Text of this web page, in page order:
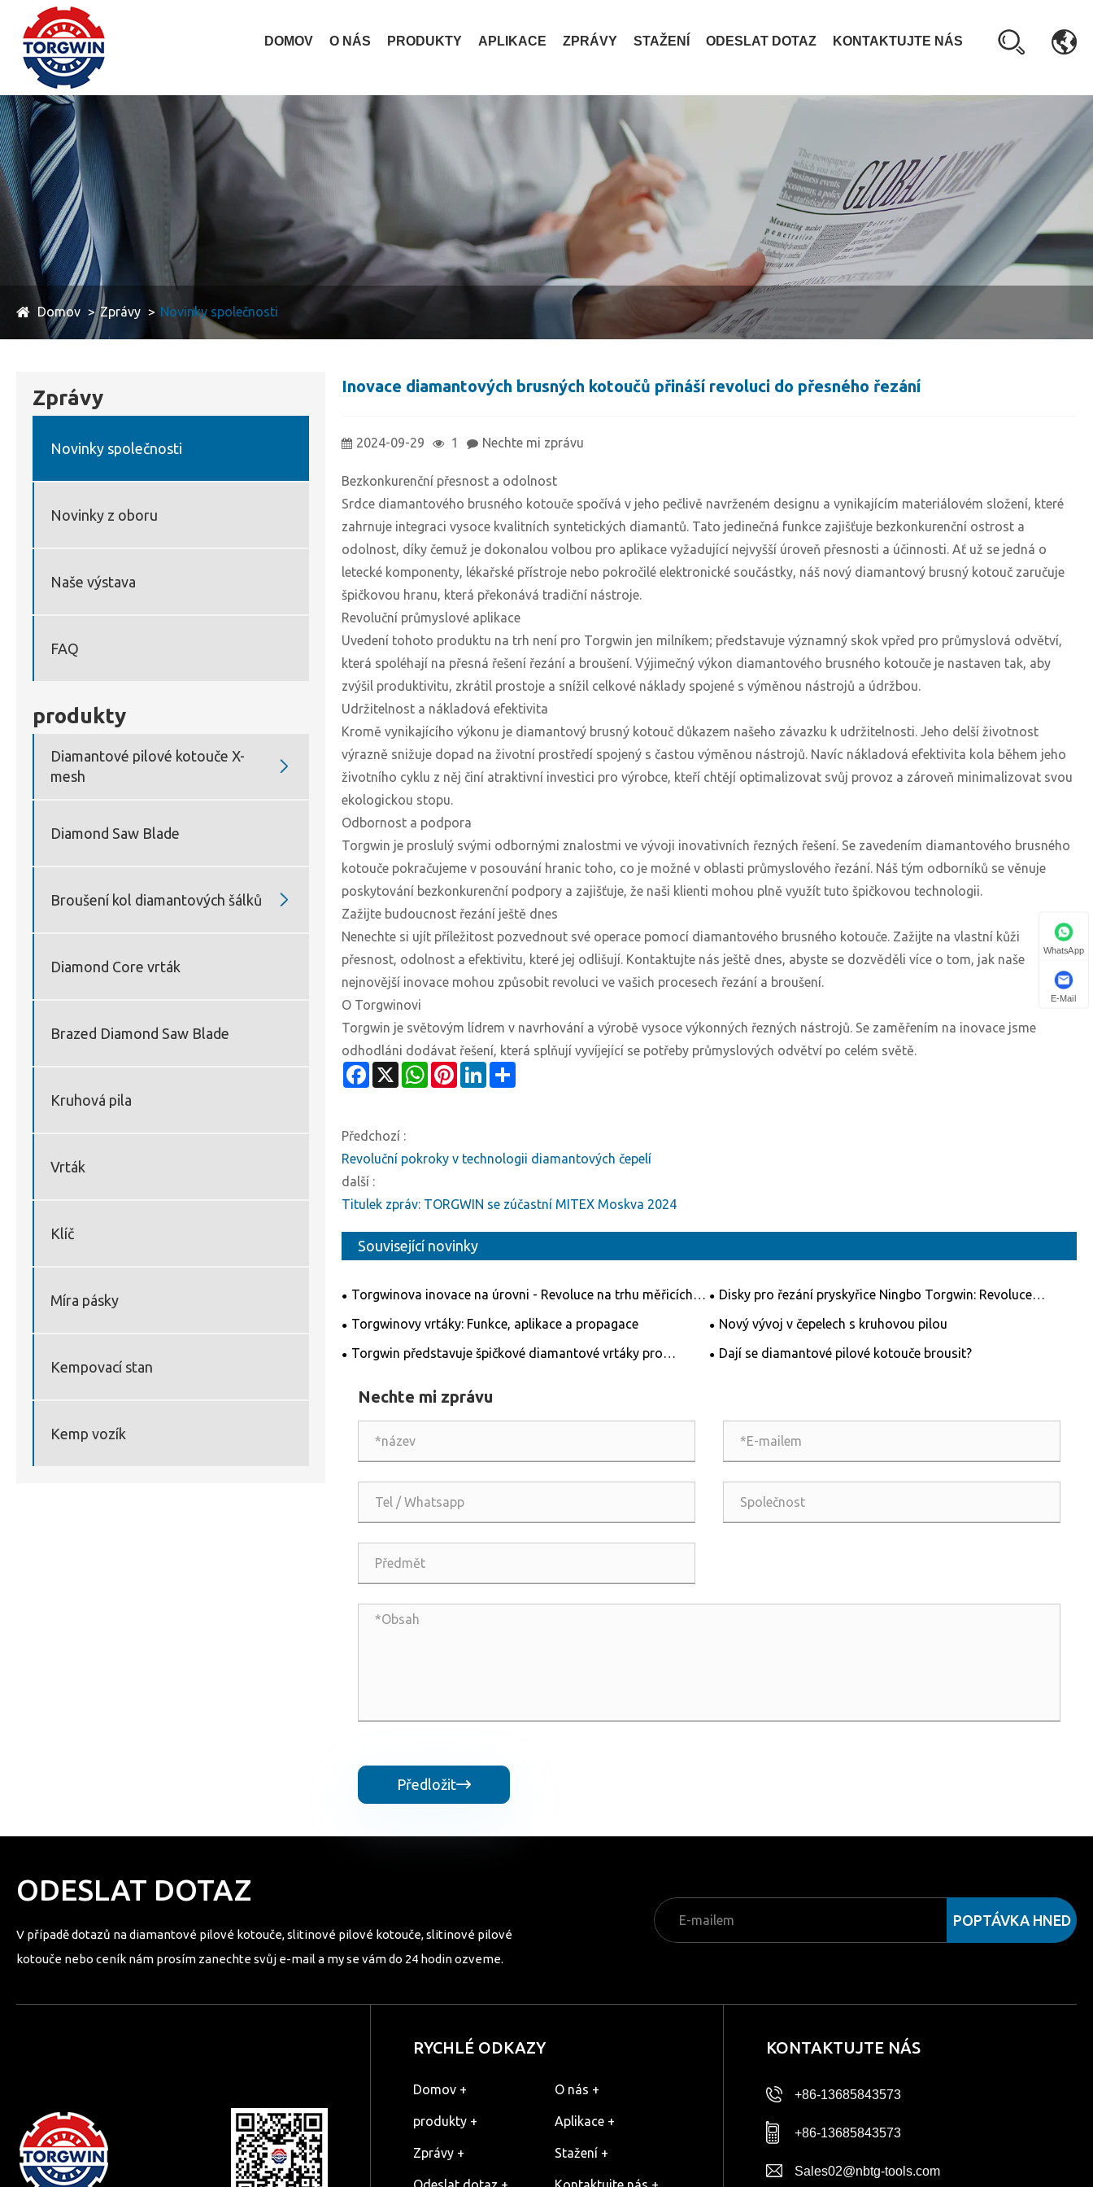
DOMOV O NÁS PRODUKTY APLIKACE ZPRÁVY STAŽENÍ ODESLAT DOTAZ KONTAKTUJTE NÁS
Domov Zprávy Novinky společnosti
Zprávy
Novinky společnosti
Novinky z oboru
Naše výstava
FAQ
produkty
Diamantové pilové kotouče X-
mesh

Diamond Saw Blade
Broušení kol diamantových šálků 
Diamond Core vrták
Brazed Diamond Saw Blade
Kruhová pila
Vrták
Klíč
Míra pásky
Kempovací stan
Kemp vozík
Inovace diamantových brusných kotoučů přináší revoluci do přesného řezání
2024-09-29 1 Nechte mi zprávu
Bezkonkurenční přesnost a odolnost
Srdce diamantového brusného kotouče spočívá v jeho pečlivě navrženém designu a vynikajícím materiálovém složení, které
zahrnuje integraci vysoce kvalitních syntetických diamantů. Tato jedinečná funkce zajišťuje bezkonkurenční ostrost a
odolnost, díky čemuž je dokonalou volbou pro aplikace vyžadující nejvyšší úroveň přesnosti a účinnosti. Ať už se jedná o
letecké komponenty, lékařské přístroje nebo pokročilé elektronické součástky, náš nový diamantový brusný kotouč zaručuje
špičkovou hranu, která překonává tradiční nástroje.
Revoluční průmyslové aplikace
Uvedení tohoto produktu na trh není pro Torgwin jen milníkem; představuje významný skok vpřed pro průmyslová odvětví,
která spoléhají na přesná řešení řezání a broušení. Výjimečný výkon diamantového brusného kotouče je nastaven tak, aby
zvýšil produktivitu, zkrátil prostoje a snížil celkové náklady spojené s výměnou nástrojů a údržbou.
Udržitelnost a nákladová efektivita
Kromě vynikajícího výkonu je diamantový brusný kotouč důkazem našeho závazku k udržitelnosti. Jeho delší životnost
výrazně snižuje dopad na životní prostředí spojený s častou výměnou nástrojů. Navíc nákladová efektivita kola během jeho
životního cyklu z něj činí atraktivní investici pro výrobce, kteří chtějí optimalizovat svůj provoz a zároveň minimalizovat svou
ekologickou stopu.
Odbornost a podpora
Torgwin je proslulý svými odbornými znalostmi ve vývoji inovativních řezných řešení. Se zavedením diamantového brusného
kotouče pokračujeme v posouvání hranic toho, co je možné v oblasti průmyslového řezání. Náš tým odborníků se věnuje
poskytování bezkonkurenční podpory a zajišťuje, že naši klienti mohou plně využít tuto špičkovou technologii.
Zažijte budoucnost řezání ještě dnes
Nenechte si ujít příležitost pozvednout své operace pomocí diamantového brusného kotouče. Zažijte na vlastní kůži
přesnost, odolnost a efektivitu, které jej odlišují. Kontaktujte nás ještě dnes, abyste se dozvěděli více o tom, jak naše
nejnovější inovace mohou způsobit revoluci ve vašich procesech řezání a broušení.
O Torgwinovi
Torgwin je světovým lídrem v navrhování a výrobě vysoce výkonných řezných nástrojů. Se zaměřením na inovace jsme
odhodláni dodávat řešení, která splňují vyvíjející se potřeby průmyslových odvětví po celém světě.
Facebook
X WhatsAppPinterestLinkedIn
Předchozí :
Revoluční pokroky v technologii diamantových čepelí
další :
Titulek zpráv: TORGWIN se zúčastní MITEX Moskva 2024
Související novinky
Torgwinova inovace na úrovni - Revoluce na trhu měřicích
nástrojů
Disky pro řezání pryskyřice Ningbo Torgwin: Revoluce
řezacího průmyslu
Torgwinovy ​​vrtáky: Funkce, aplikace a propagace
Nový vývoj v čepelech s kruhovou pilou
Torgwin představuje špičkové diamantové vrtáky pro
Dají se diamantové pilové kotouče brousit?
Nechte mi zprávu
Předložit
ODESLAT DOTAZ
V případě dotazů na diamantové pilové kotouče, slitinové pilové kotouče, slitinové pilové
kotouče nebo ceník nám prosím zanechte svůj e-mail a my se vám do 24 hodin ozveme.
POPTÁVKA HNED
RYCHLÉ ODKAZY
Domov + O nás +
produkty + Aplikace +
Zprávy + Stažení +
KONTAKTUJTE NÁS
+86-13685843573
+86-13685843573
Sales02@nbtg-tools.com
WhatsApp
E-Mail